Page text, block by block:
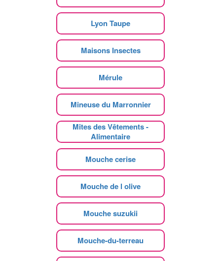
Lyon Taupe
Maisons Insectes
Mérule
Mineuse du Marronnier
Mites des Vêtements -
Alimentaire
Mouche cerise
Mouche de l olive
Mouche suzukii
Mouche-du-terreau